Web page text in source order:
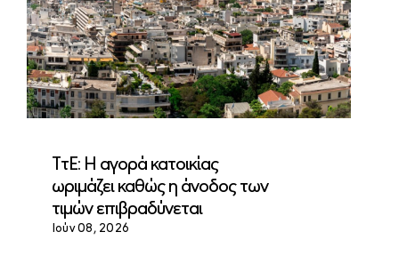
ΤτΕ: Η αγορά κατοικίας
ωριμάζει καθώς η άνοδος των
τιμών επιβραδύνεται
Ιούν 08, 2026